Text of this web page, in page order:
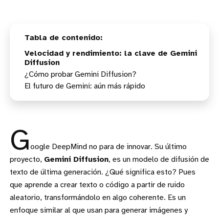
Velocidad y rendimiento: la clave de Gemini
Diffusion
¿Cómo probar Gemini Diffusion?
El futuro de Gemini: aún más rápido
Google DeepMind no para de innovar. Su último
proyecto, Gemini Diffusion, es un modelo de difusión de
texto de última generación. ¿Qué significa esto? Pues
que aprende a crear texto o código a partir de ruido
aleatorio, transformándolo en algo coherente. Es un
enfoque similar al que usan para generar imágenes y